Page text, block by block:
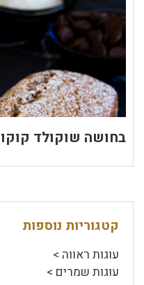
בחושה שוקולד
קטגוריות נוספות
עוגות ראווה >
עוגות שמרים >